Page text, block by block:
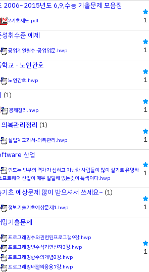
2006~2015년도 6,9,수능 기출문제 모음집
2기초제도.pdf 1
취수준 예제
공업계열필수-공업입문.hwp 1
교 - 노인간호
노인간호.hwp 1
(1)
경제정리.hwp 1
복관리정리 (1)
실업계교과서-의복관리.hwp 1
산업
인도는 빈부의 격차가 심하고 가난한 사람들이 많이 살기로 유명하
프트웨어 산업이 매우 발달해 있는것이 특색이다.hwp
1
기초 예상문제 많이 받으셔서 쓰세요~ (1)
정보기술기초예상문제1.hwp 1
기출문제
프로그래밍수와관련된프로그램9강.hwp
프로그래밍변수식과연산자3강.hwp
프로그래밍함수의개념8강.hwp
프로그래밍배열의응용7강.hwp
1